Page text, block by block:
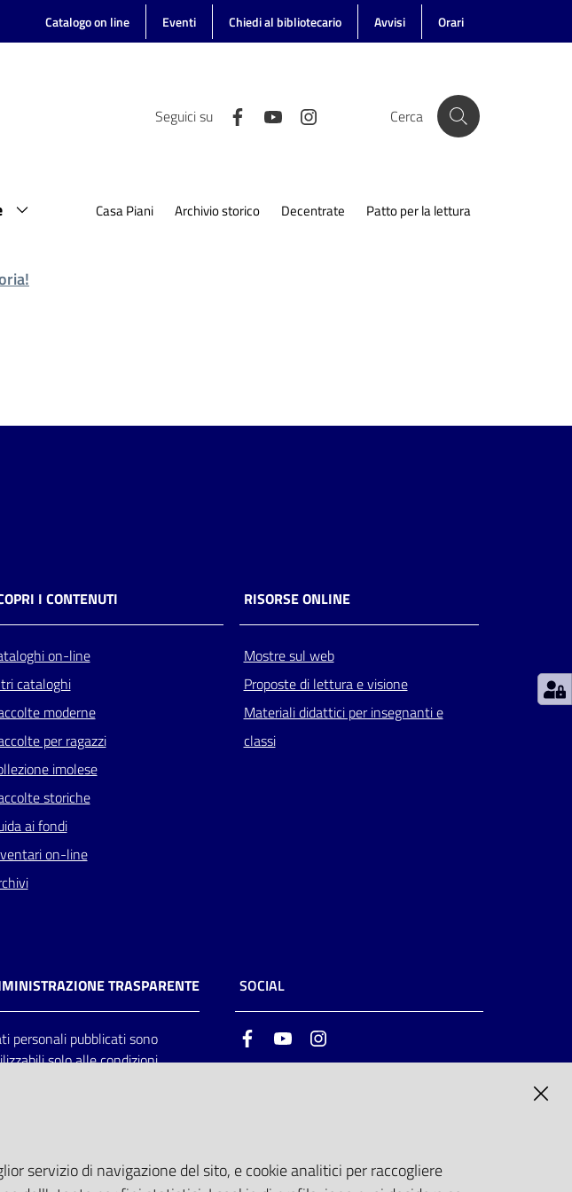
Catalogo on line Eventi Chiedi al bibliotecario Avvisi Orari
Seguici su Cerca
Casa Piani Archivio storico Decentrate Patto per la lettura
I CONTENUTI
on-line
cataloghi
moderne
per ragazzi
imolese
storiche
ai fondi
on-line
RISORSE ONLINE
Mostre sul web
Proposte di lettura e visione
Materiali didattici per insegnanti e
classi
TRASPARENTE
personali pubblicati sono
solo alle condizioni
SOCIAL
FacebookYoutube
servizio di navigazione del sito, e cookie analitici per raccogliere